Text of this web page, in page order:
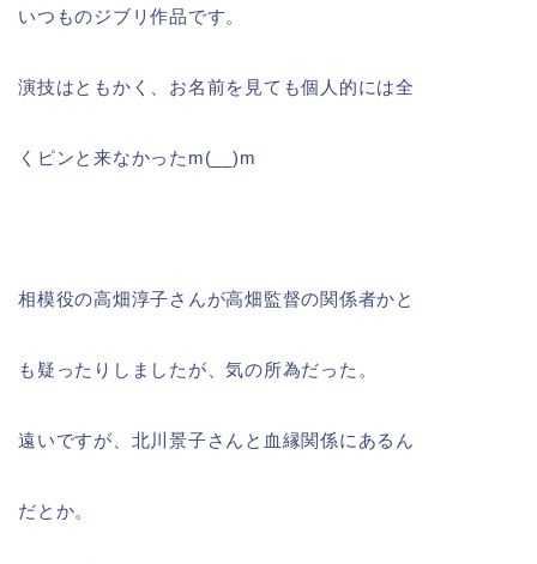
いつものジブリ作品です。
演技はともかく、お名前を見ても個人的には全
くピンと来なかったm(__)m
相模役の高畑淳子さんが高畑監督の関係者かと
も疑ったりしましたが、気の所為だった。
遠いですが、北川景子さんと血縁関係にあるん
だとか。